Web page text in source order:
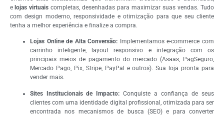
e lojas virtuais completas, desenhadas para maximizar suas vendas. Tudo
com design moderno, responsividade e otimização para que seu cliente
tenha a melhor experiência e finalize a compra.
Lojas Online de Alta Conversão: Implementamos e-commerce com
carrinho inteligente, layout responsivo e integração com os
principais meios de pagamento do mercado (Asaas, PagSeguro,
Mercado Pago, Pix, Stripe, PayPal e outros). Sua loja pronta para
vender mais.
Sites Institucionais de Impacto: Conquiste a confiança de seus
clientes com uma identidade digital profissional, otimizada para ser
encontrada nos mecanismos de busca (SEO) e para converter